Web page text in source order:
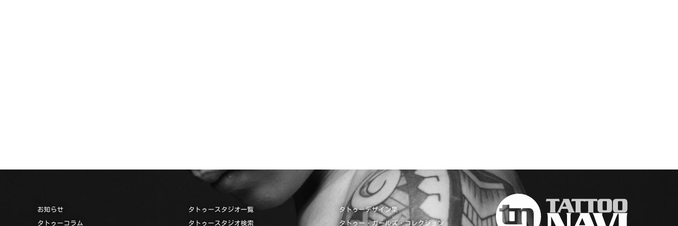
お知らせ
タトゥーコラム
タトゥースタジオ一覧
タトゥースタジオ検索
タトゥーデザイン集
タトゥー・ガールズ・コレクション